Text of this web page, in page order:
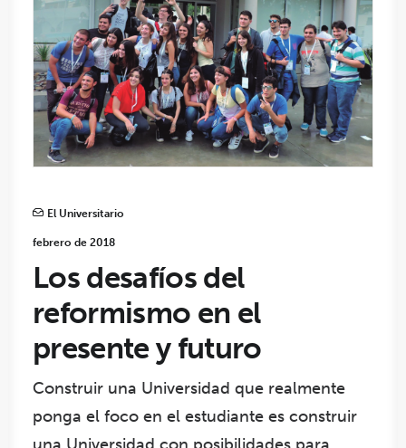
El Universitario
febrero de 2018
Los desafíos del
reformismo en el
presente y futuro
Construir una Universidad que realmente
ponga el foco en el estudiante es construir
una Universidad con posibilidades para